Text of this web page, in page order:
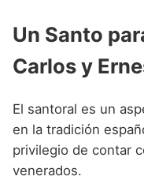
Un Santo
Carlos y
El santoral es un
en la tradición
privilegio de contar
venerados.